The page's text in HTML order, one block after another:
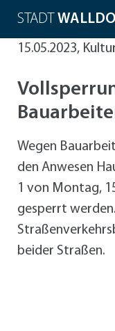
STADT
15.05.2023,
Wegen
den Anwesen
1 von Montag,
gesperrt
beider Straßen.